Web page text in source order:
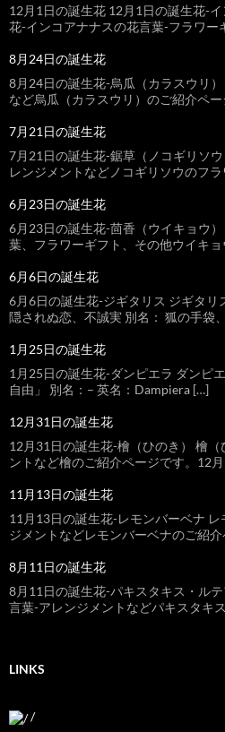
12月1日の誕生花 12月1日の誕生花-
花-インコアナナスの花言葉-フラワー
8月24日の誕生花
8月24日の誕生花-烏瓜（カラスウリ
など烏瓜（カラスウリ）のご紹介ペ
7月21日の誕生花
7月21日の誕生花-鋸草（ノコギリソ
レンジメントなどノコギリソウのフ
6月23日の誕生花
6月23日の誕生花-茴香（ウイキョウ
葉、フラワーギフト、その他ウイキ
6月6日の誕生花
6月6日の誕生花-ジギタリス ジギタリ
隠されぬ恋、不誠実 別名： 狐の手袋
1月25日の誕生花
1月25日の誕生花-ダンピエラ ダンピ
自由」 別名：– 英名：Dampiera […]
12月31日の誕生花
12月31日の誕生花-檜（ひのき） 檜
ントなど檜のご紹介ページです。12
11月13日の誕生花
11月13日の誕生花-レモンバーベナ
ジメントなどレモンバーベナのご紹
8月11日の誕生花
8月11日の誕生花-パキスタキス・ル
言葉-アレンジメントなどパキスタキ
LINKS
/